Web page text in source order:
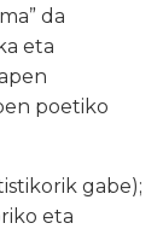
da
eta
poetiko
gabe);
eta